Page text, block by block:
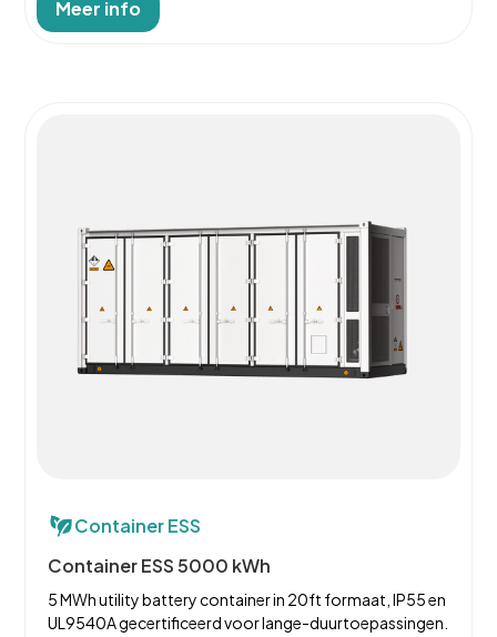
Meer info
Container ESS
Container ESS 5000 kWh
5 MWh utility battery container in 20ft formaat, IP55 en
UL9540A gecertificeerd voor lange-duurtoepassingen.